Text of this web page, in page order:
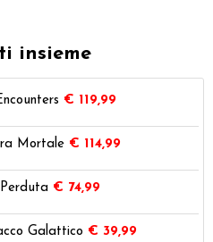
insieme
€ 119,99
Mortale € 114,99
€ 74,99
Galattico € 39,99